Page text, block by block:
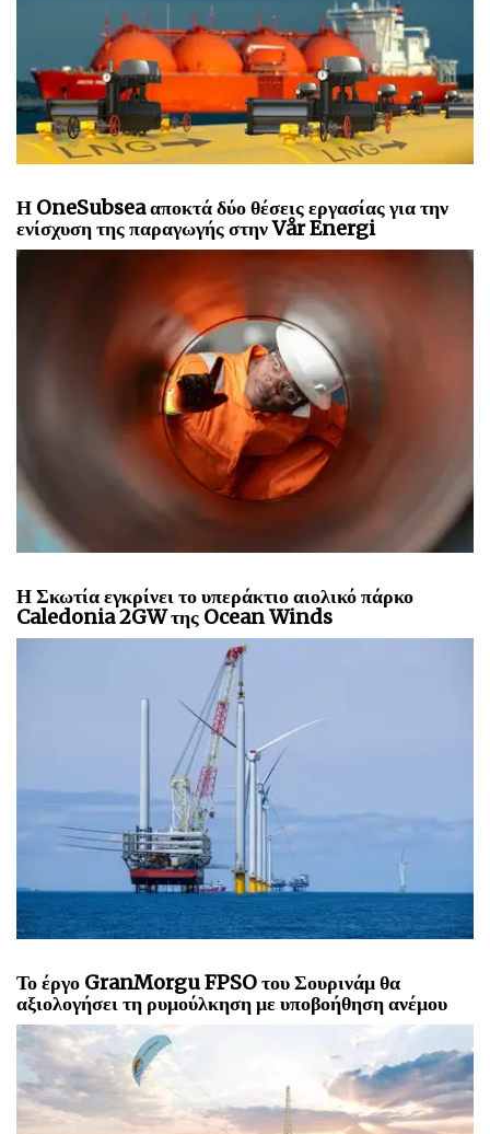
Η OneSubsea αποκτά δύο θέσεις εργασίας για την
ενίσχυση της παραγωγής στην Vår Energi
Η Σκωτία εγκρίνει το υπεράκτιο αιολικό πάρκο
Caledonia 2GW της Ocean Winds
Το έργο GranMorgu FPSO του Σουρινάμ θα
αξιολογήσει τη ρυμούλκηση με υποβοήθηση ανέμου